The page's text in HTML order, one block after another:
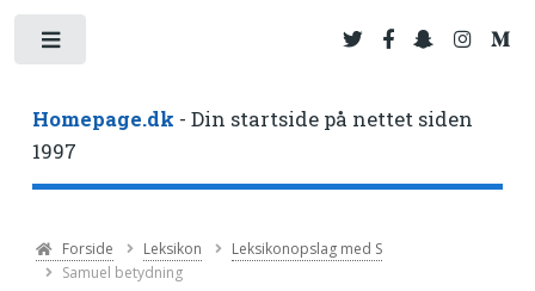
Homepage.dk - Din startside på nettet siden
1997
Forside Leksikon
Leksikonopslag med S
Samuel betydning